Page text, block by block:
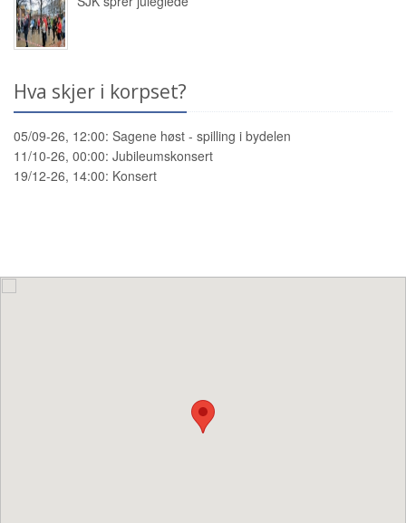
Hva skjer i korpset?
05/09-26, 12:00: Sagene høst - spilling i bydelen
11/10-26, 00:00: Jubileumskonsert
19/12-26, 14:00: Konsert